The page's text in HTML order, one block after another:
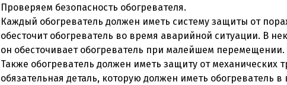
Проверяем безопасность обогревателя.
Каждый обогреватель должен иметь систему защиты от
обесточит обогреватель во время аварийной ситуации. В
он обесточивает обогреватель при малейшем перемещении.
Также обогреватель должен иметь защиту от механических
обязательная деталь, которую должен иметь обогреватель